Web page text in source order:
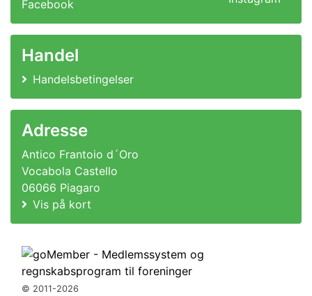
Handel
Handelsbetingelser
Adresse
Antico Frantoio d´Oro
Vocabola Castello
06066 Piagaro
Vis på kort
© 2011-2026